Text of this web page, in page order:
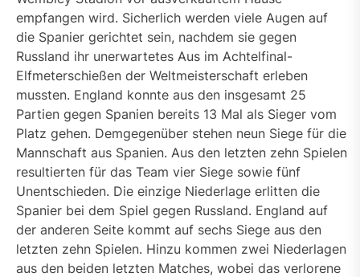
empfangen wird. Sicherlich werden viele Augen auf
die Spanier gerichtet sein, nachdem sie gegen
Russland ihr unerwartetes Aus im Achtelfinal-
Elfmeterschießen der Weltmeisterschaft erleben
mussten. England konnte aus den insgesamt 25
Partien gegen Spanien bereits 13 Mal als Sieger vom
Platz gehen. Demgegenüber stehen neun Siege für die
Mannschaft aus Spanien. Aus den letzten zehn Spielen
resultierten für das Team vier Siege sowie fünf
Unentschieden. Die einzige Niederlage erlitten die
Spanier bei dem Spiel gegen Russland. England auf
der anderen Seite kommt auf sechs Siege aus den
letzten zehn Spielen. Hinzu kommen zwei Niederlagen
aus den beiden letzten Matches, wobei das verlorene